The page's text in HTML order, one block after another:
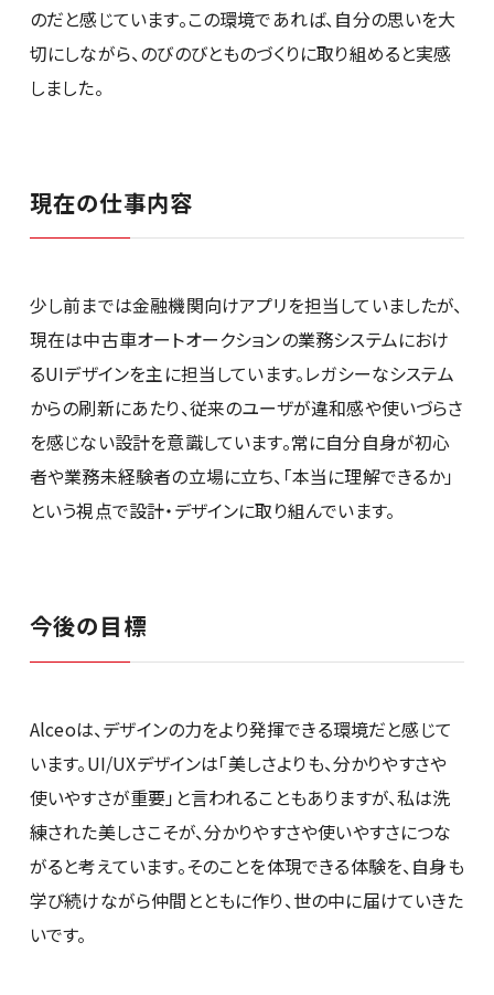
のだと感じています。この環境であれば、自分の思いを大
切にしながら、のびのびとものづくりに取り組めると実感
しました。
現在の仕事内容
少し前までは金融機関向けアプリを担当していましたが、
現在は中古車オートオークションの業務システムにおけ
るUIデザインを主に担当しています。レガシーなシステム
からの刷新にあたり、従来のユーザが違和感や使いづらさ
を感じない設計を意識しています。常に自分自身が初心
者や業務未経験者の立場に立ち、「本当に理解できるか」
という視点で設計・デザインに取り組んでいます。
今後の目標
Alceoは、デザインの力をより発揮できる環境だと感じて
います。UI/UXデザインは「美しさよりも、分かりやすさや
使いやすさが重要」と言われることもありますが、私は洗
練された美しさこそが、分かりやすさや使いやすさにつな
がると考えています。そのことを体現できる体験を、自身も
学び続けながら仲間とともに作り、世の中に届けていきた
いです。